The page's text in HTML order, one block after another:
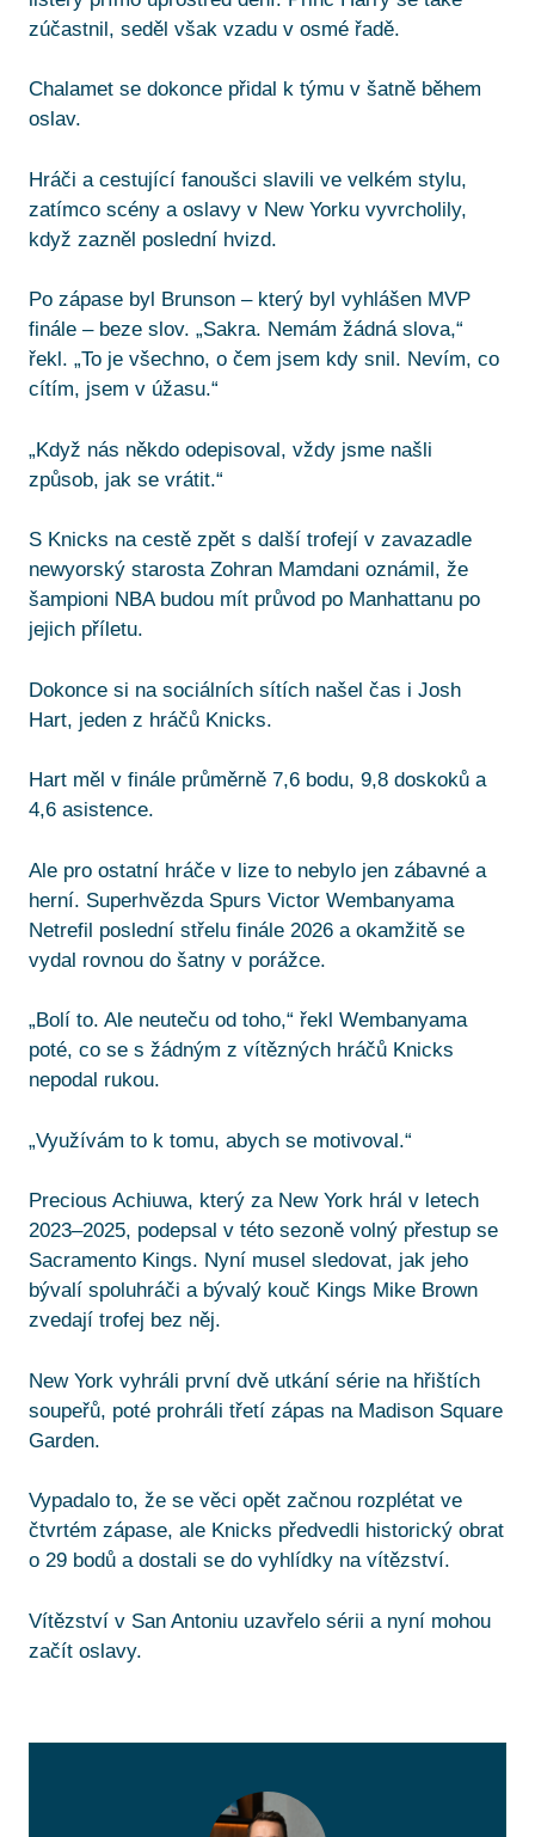
zúčastnil, seděl však vzadu v osmé řadě.
Chalamet se dokonce přidal k týmu v šatně během
oslav.
Hráči a cestující fanoušci slavili ve velkém stylu,
zatímco scény a oslavy v New Yorku vyvrcholily,
když zazněl poslední hvizd.
Po zápase byl Brunson – který byl vyhlášen MVP
finále – beze slov. „Sakra. Nemám žádná slova,“
řekl. „To je všechno, o čem jsem kdy snil. Nevím, co
cítím, jsem v úžasu.“
„Když nás někdo odepisoval, vždy jsme našli
způsob, jak se vrátit.“
S Knicks na cestě zpět s další trofejí v zavazadle
newyorský starosta Zohran Mamdani oznámil, že
šampioni NBA budou mít průvod po Manhattanu po
jejich příletu.
Dokonce si na sociálních sítích našel čas i Josh
Hart, jeden z hráčů Knicks.
Hart měl v finále průměrně 7,6 bodu, 9,8 doskoků a
4,6 asistence.
Ale pro ostatní hráče v lize to nebylo jen zábavné a
herní. Superhvězda Spurs Victor Wembanyama
Netrefil poslední střelu finále 2026 a okamžitě se
vydal rovnou do šatny v porážce.
„Bolí to. Ale neuteču od toho,“ řekl Wembanyama
poté, co se s žádným z vítězných hráčů Knicks
nepodal rukou.
„Využívám to k tomu, abych se motivoval.“
Precious Achiuwa, který za New York hrál v letech
2023–2025, podepsal v této sezoně volný přestup se
Sacramento Kings. Nyní musel sledovat, jak jeho
bývalí spoluhráči a bývalý kouč Kings Mike Brown
zvedají trofej bez něj.
New York vyhráli první dvě utkání série na hřištích
soupeřů, poté prohráli třetí zápas na Madison Square
Garden.
Vypadalo to, že se věci opět začnou rozplétat ve
čtvrtém zápase, ale Knicks předvedli historický obrat
o 29 bodů a dostali se do vyhlídky na vítězství.
Vítězství v San Antoniu uzavřelo sérii a nyní mohou
začít oslavy.